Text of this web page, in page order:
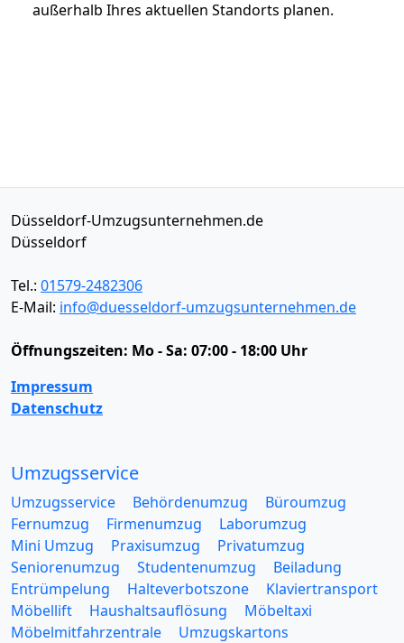
außerhalb Ihres aktuellen Standorts planen.
Düsseldorf-Umzugsunternehmen.de
Düsseldorf
Tel.: 01579-2482306
E-Mail: info@duesseldorf-umzugsunternehmen.de
Öffnungszeiten: Mo - Sa: 07:00 - 18:00 Uhr
Impressum
Datenschutz
Umzugsservice
Umzugsservice Behördenumzug
Büroumzug
Fernumzug
Firmenumzug
Laborumzug
Mini Umzug
Praxisumzug
Privatumzug
Seniorenumzug
Studentenumzug
Beiladung
Entrümpelung
Halteverbotszone
Klaviertransport
Möbellift
Haushaltsauflösung
Möbeltaxi
Möbelmitfahrzentrale
Umzugskartons